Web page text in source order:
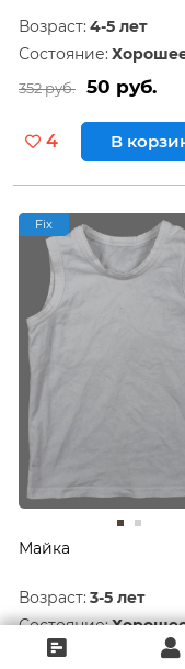
Возраст: 4-5 лет
Состояние:
352 руб. 50 руб.
4 В
Fix
Майка
Возраст: 3-5 лет
Состояние:
359 руб.